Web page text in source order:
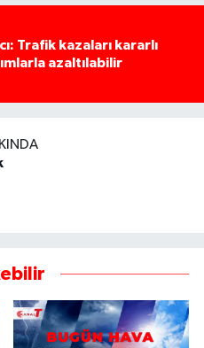
Trafik kazaları kararlı
azaltılabilir